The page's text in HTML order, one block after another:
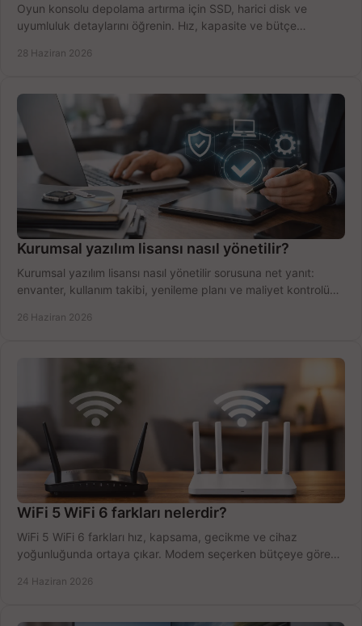
Oyun konsolu depolama artırma için SSD, harici disk ve
uyumluluk detaylarını öğrenin. Hız, kapasite ve bütçe
28 Haziran 2026
Kurumsal yazılım lisansı nasıl yönetilir?
Kurumsal yazılım lisansı nasıl yönetilir sorusuna net yanıt:
envanter, kullanım takibi, yenileme planı ve maliyet kontrolü
26 Haziran 2026
WiFi 5 WiFi 6 farkları nelerdir?
WiFi 5 WiFi 6 farkları hız, kapsama, gecikme ve cihaz
yoğunluğunda ortaya çıkar. Modem seçerken bütçeye göre
24 Haziran 2026